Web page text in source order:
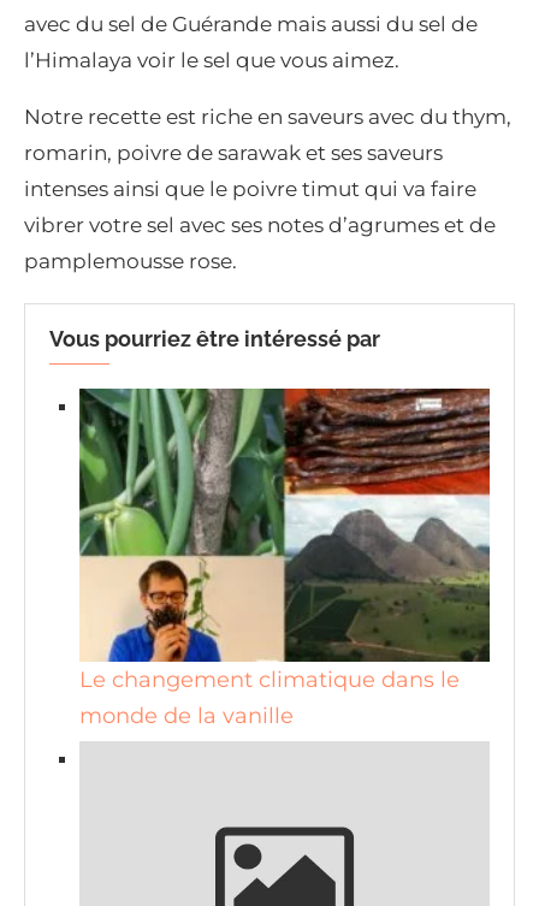
avec du sel de Guérande mais aussi du sel de
l’Himalaya voir le sel que vous aimez.
Notre recette est riche en saveurs avec du thym,
romarin, poivre de sarawak et ses saveurs
intenses ainsi que le poivre timut qui va faire
vibrer votre sel avec ses notes d’agrumes et de
pamplemousse rose.
Vous pourriez être intéressé par
Le changement climatique dans le
monde de la vanille